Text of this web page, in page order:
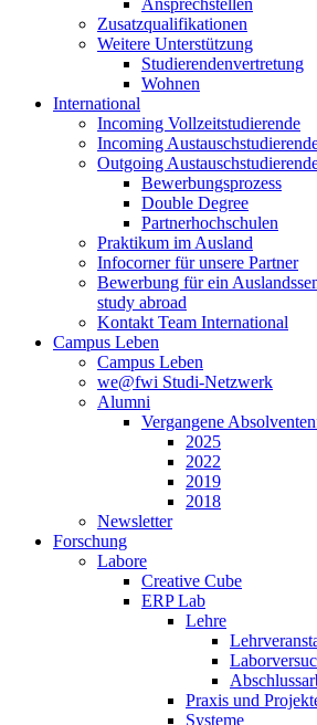
Ansprechstellen
Zusatzqualifikationen
Weitere Unterstützung
Studierendenvertretung
Wohnen
International
Incoming Vollzeitstudierende
Incoming
Outgoing
Bewerbungsprozess
Double Degree
Partnerhochschulen
Praktikum im Ausland
Infocorner für unsere Partner
Bewerbung für ein
study abroad
Kontakt Team International
Campus Leben
Campus Leben
we@fwi Studi-Netzwerk
Alumni
Vergangene
2025
2022
2019
2018
Newsletter
Forschung
Labore
Creative Cube
ERP Lab
Lehre
Praxis und
Systeme